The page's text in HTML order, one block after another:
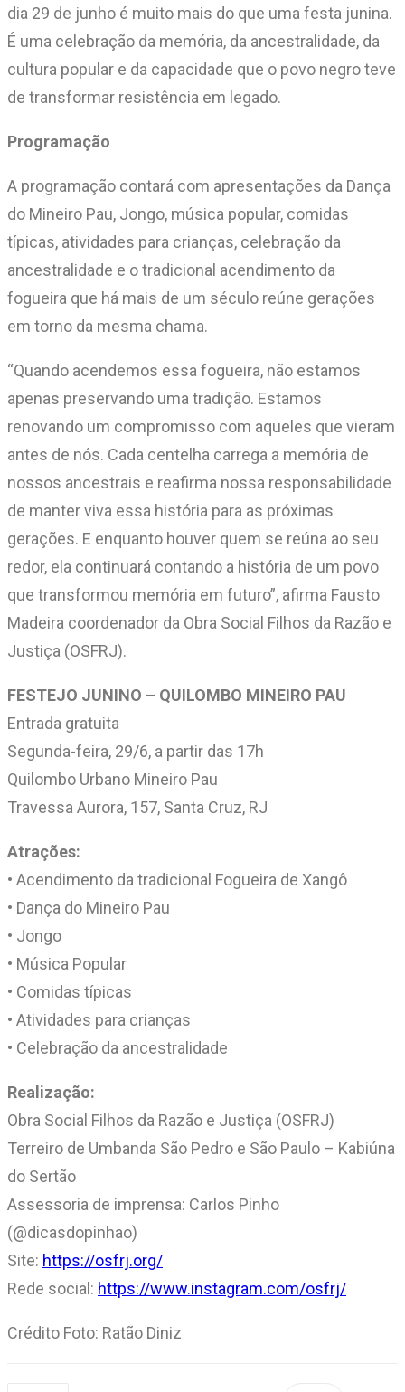
dia 29 de junho é muito mais do que uma festa junina.
É uma celebração da memória, da ancestralidade, da
cultura popular e da capacidade que o povo negro teve
de transformar resistência em legado.
Programação
A programação contará com apresentações da Dança
do Mineiro Pau, Jongo, música popular, comidas
típicas, atividades para crianças, celebração da
ancestralidade e o tradicional acendimento da
fogueira que há mais de um século reúne gerações
em torno da mesma chama.
“Quando acendemos essa fogueira, não estamos
apenas preservando uma tradição. Estamos
renovando um compromisso com aqueles que vieram
antes de nós. Cada centelha carrega a memória de
nossos ancestrais e reafirma nossa responsabilidade
de manter viva essa história para as próximas
gerações. E enquanto houver quem se reúna ao seu
redor, ela continuará contando a história de um povo
que transformou memória em futuro”, afirma Fausto
Madeira coordenador da Obra Social Filhos da Razão e
Justiça (OSFRJ).
FESTEJO JUNINO – QUILOMBO MINEIRO PAU
Entrada gratuita
Segunda-feira, 29/6, a partir das 17h
Quilombo Urbano Mineiro Pau
Travessa Aurora, 157, Santa Cruz, RJ
Atrações:
• Acendimento da tradicional Fogueira de Xangô
• Dança do Mineiro Pau
• Jongo
• Música Popular
• Comidas típicas
• Atividades para crianças
• Celebração da ancestralidade
Realização:
Obra Social Filhos da Razão e Justiça (OSFRJ)
Terreiro de Umbanda São Pedro e São Paulo – Kabiúna
do Sertão
Assessoria de imprensa: Carlos Pinho
(@dicasdopinhao)
Site: https://osfrj.org/
Rede social: https://www.instagram.com/osfrj/
Crédito Foto: Ratão Diniz